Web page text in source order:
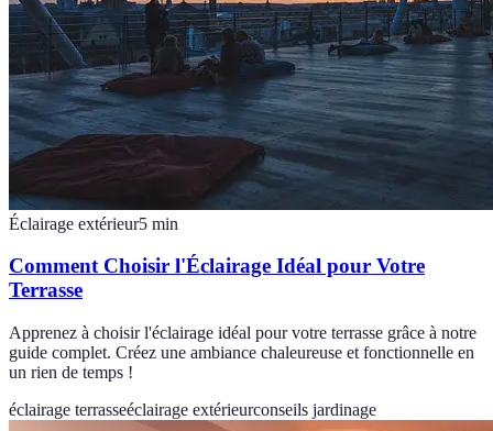
Éclairage extérieur5 min
Comment Choisir l'Éclairage Idéal pour Votre
Terrasse
Apprenez à choisir l'éclairage idéal pour votre terrasse grâce à notre
guide complet. Créez une ambiance chaleureuse et fonctionnelle en
un rien de temps !
éclairage terrasseéclairage extérieurconseils jardinage